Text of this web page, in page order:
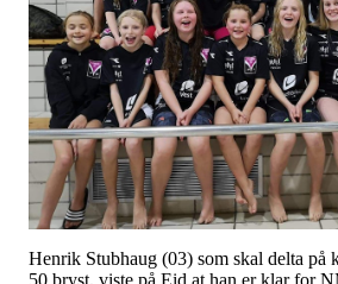
Henrik Stubhaug (03) som skal delta på
50 bryst, viste på Eid at han er klar for